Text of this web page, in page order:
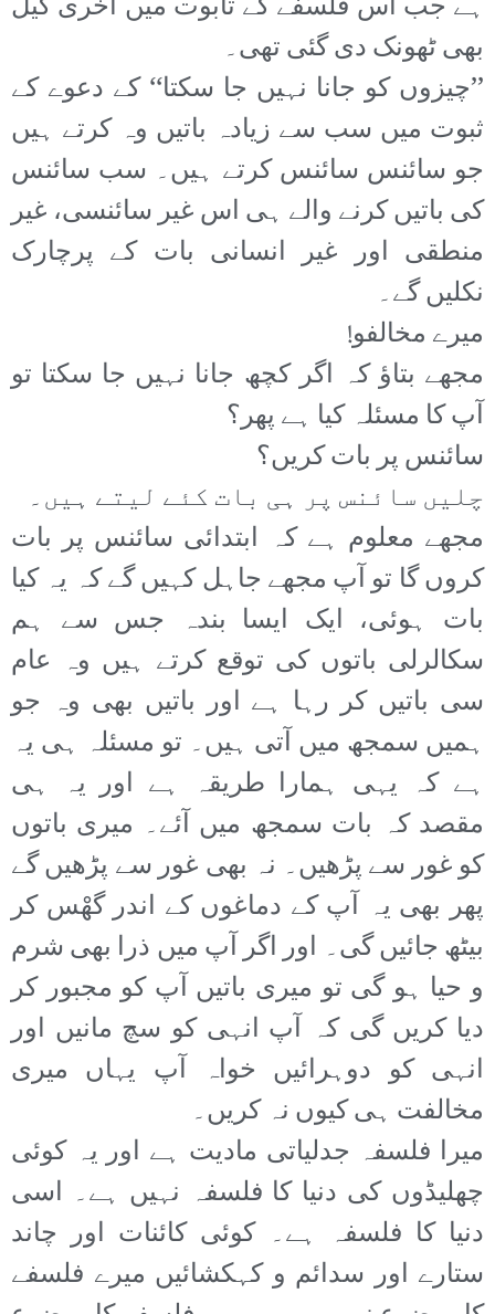
بھی ٹھونک دی گئی تھی۔
’’چیزوں کو جانا نہیں جا سکتا‘‘ کے دعوے کے
ثبوت میں سب سے زیادہ باتیں وہ کرتے ہیں
جو سائنس سائنس کرتے ہیں۔ سب سائنس
کی باتیں کرنے والے ہی اس غیر سائنسی، غیر
منطقی اور غیر انسانی بات کے پرچارک
نکلیں گے۔
میرے مخالفو!
مجھے بتاؤ کہ اگر کچھ جانا نہیں جا سکتا تو
آپ کا مسئلہ کیا ہے پھر؟
سائنس پر بات کریں؟
چلیں سائنس پر ہی بات کئے لیتے ہیں۔
مجھے معلوم ہے کہ ابتدائی سائنس پر بات
کروں گا تو آپ مجھے جاہل کہیں گے کہ یہ کیا
بات ہوئی، ایک ایسا بندہ جس سے ہم
سکالرلی باتوں کی توقع کرتے ہیں وہ عام
سی باتیں کر رہا ہے اور باتیں بھی وہ جو
ہمیں سمجھ میں آتی ہیں۔ تو مسئلہ ہی یہ
ہے کہ یہی ہمارا طریقہ ہے اور یہ ہی
مقصد کہ بات سمجھ میں آئے۔ میری باتوں
کو غور سے پڑھیں۔ نہ بھی غور سے پڑھیں گے
پھر بھی یہ آپ کے دماغوں کے اندر گھْس کر
بیٹھ جائیں گی۔ اور اگر آپ میں ذرا بھی شرم
و حیا ہو گی تو میری باتیں آپ کو مجبور کر
دیا کریں گی کہ آپ انہی کو سچ مانیں اور
انہی کو دوہرائیں خواہ آپ یہاں میری
مخالفت ہی کیوں نہ کریں۔
میرا فلسفہ جدلیاتی مادیت ہے اور یہ کوئی
چھلیڈوں کی دنیا کا فلسفہ نہیں ہے۔ اسی
دنیا کا فلسفہ ہے۔ کوئی کائنات اور چاند
ستارے اور سدائم و کہکشائیں میرے فلسفے